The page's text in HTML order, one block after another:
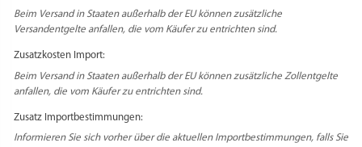
Beim Versand in Staaten außerhalb der EU können zusätzliche
Versandentgelte anfallen, die vom Käufer zu entrichten sind.
Zusatzkosten Import:
Beim Versand in Staaten außerhalb der EU können zusätzliche Zollentgelte
anfallen, die vom Käufer zu entrichten sind.
Zusatz Importbestimmungen:
Informieren Sie sich vorher über die aktuellen Importbestimmungen, falls Sie